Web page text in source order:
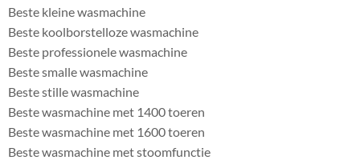
Beste kleine wasmachine
Beste koolborstelloze wasmachine
Beste professionele wasmachine
Beste smalle wasmachine
Beste stille wasmachine
Beste wasmachine met 1400 toeren
Beste wasmachine met 1600 toeren
Beste wasmachine met stoomfunctie